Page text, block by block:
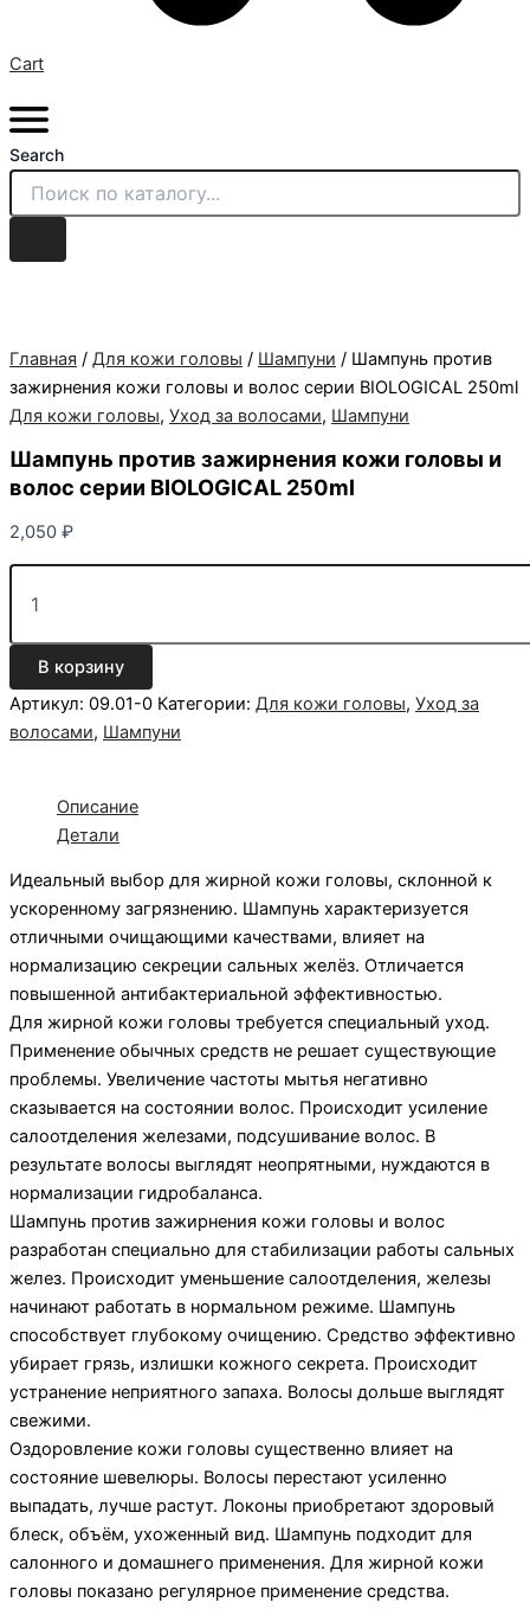
Cart
Search
Главная / Для кожи головы / Шампуни / Шампунь против
зажирнения кожи головы и волос серии BIOLOGICAL 250ml
Для кожи головы, Уход за волосами, Шампуни
Шампунь против зажирнения кожи головы и
волос серии BIOLOGICAL 250ml
2,050 ₽
В корзину
Артикул: 09.01-0 Категории: Для кожи головы, Уход за
волосами, Шампуни
Описание
Детали
Идеальный выбор для жирной кожи головы, склонной к
ускоренному загрязнению. Шампунь характеризуется
отличными очищающими качествами, влияет на
нормализацию секреции сальных желёз. Отличается
повышенной антибактериальной эффективностью.
Для жирной кожи головы требуется специальный уход.
Применение обычных средств не решает существующие
проблемы. Увеличение частоты мытья негативно
сказывается на состоянии волос. Происходит усиление
салоотделения железами, подсушивание волос. В
результате волосы выглядят неопрятными, нуждаются в
нормализации гидробаланса.
Шампунь против зажирнения кожи головы и волос
разработан специально для стабилизации работы сальных
желез. Происходит уменьшение салоотделения, железы
начинают работать в нормальном режиме. Шампунь
способствует глубокому очищению. Средство эффективно
убирает грязь, излишки кожного секрета. Происходит
устранение неприятного запаха. Волосы дольше выглядят
свежими.
Оздоровление кожи головы существенно влияет на
состояние шевелюры. Волосы перестают усиленно
выпадать, лучше растут. Локоны приобретают здоровый
блеск, объём, ухоженный вид. Шампунь подходит для
салонного и домашнего применения. Для жирной кожи
головы показано регулярное применение средства.